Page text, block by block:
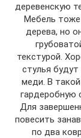
деревенскую
Мебель тоже
дерева, но
текстурой.
стулья
меди. В
гардеробную
Для
повесить
по два